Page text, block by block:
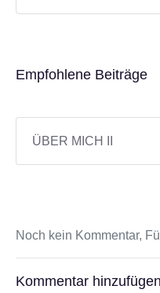
Empfohlene Beiträge
ÜBER MICH II
Noch kein Kommentar,
Kommentar hinzufügen